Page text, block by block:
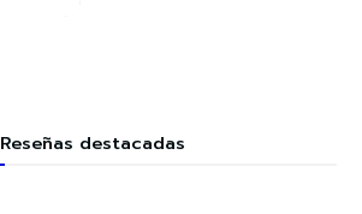
Reseñas destacadas